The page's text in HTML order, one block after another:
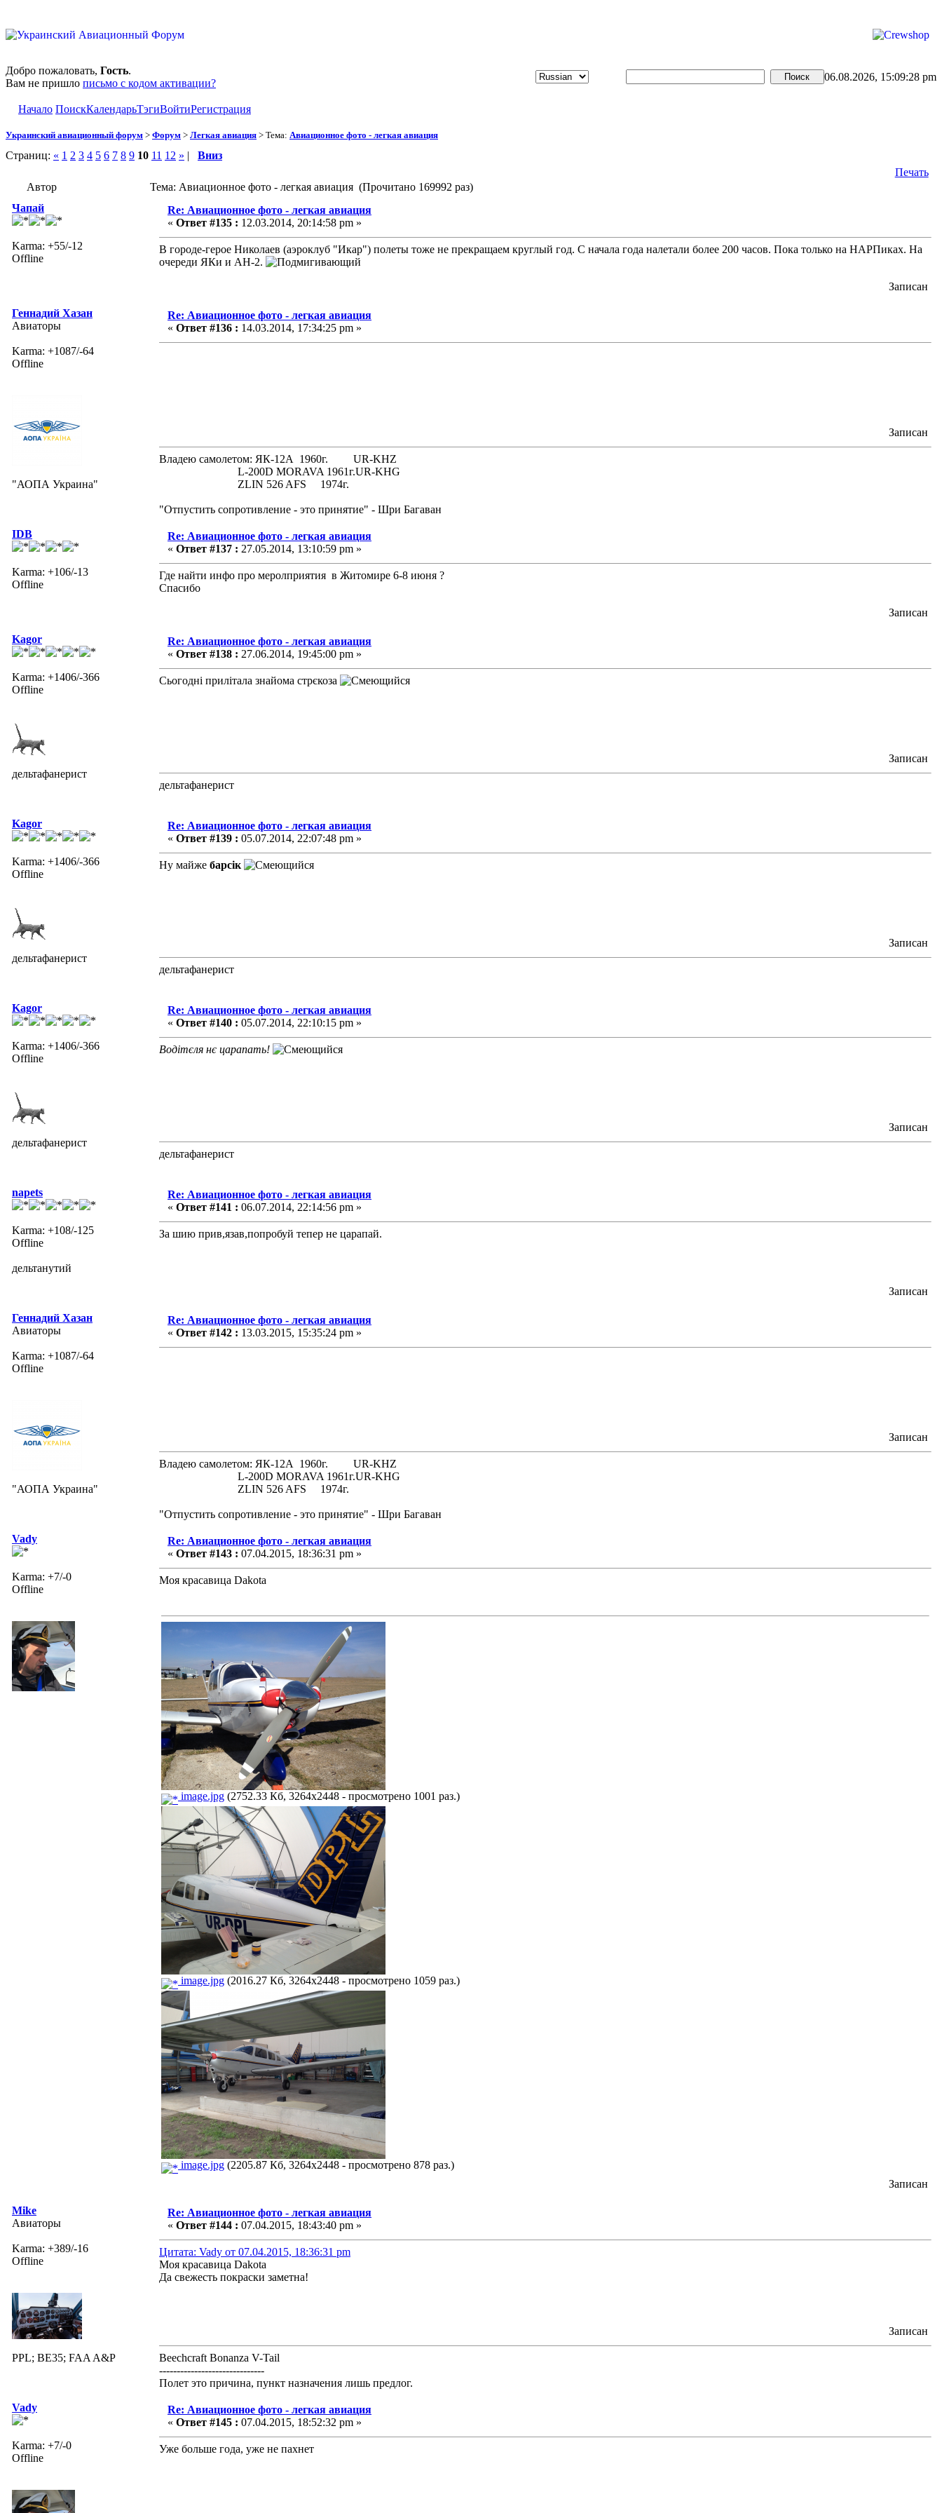
Добро пожаловать, Гость.
Вам не пришло письмо с кодом активации?
06.08.2026, 15:09:28 pm
Начало ПоискКалендарьТэгиВойтиРегистрация
Украинский авиационный форум > Форум > Легкая авиация > Тема: Авиационное фото - легкая авиация
Страниц: « 1 2 3 4 5 6 7 8 9 10 11 12 » | Вниз
Печать
Автор
Тема: Авиационное фото - легкая авиация (Прочитано 169992 раз)
Чапай
Karma: +55/-12
Offline
Re: Авиационное фото - легкая авиация
« Ответ #135 : 12.03.2014, 20:14:58 pm »
В городе-герое Николаев (аэроклуб "Икар") полеты тоже не прекращаем круглый год. С начала года налетали более 200 часов. Пока только на НАРПиках. На
очереди ЯКи и АН-2.
Записан
Геннадий Хазан
Авиаторы
Karma: +1087/-64
Offline
"АОПА Украина"
Re: Авиационное фото - легкая авиация
« Ответ #136 : 14.03.2014, 17:34:25 pm »
Записан
Владею самолетом: ЯК-12А 1960г. UR-KHZ
L-200D MORAVA 1961г.UR-KHG
ZLIN 526 AFS 1974г.
"Отпустить сопротивление - это принятие" - Шри Багаван
IDB
Karma: +106/-13
Offline
Re: Авиационное фото - легкая авиация
« Ответ #137 : 27.05.2014, 13:10:59 pm »
Где найти инфо про меролприятия в Житомире 6-8 июня ?
Спасибо
Записан
Kagor
Karma: +1406/-366
Offline
дельтафанерист
Re: Авиационное фото - легкая авиация
« Ответ #138 : 27.06.2014, 19:45:00 pm »
Сьогодні прилітала знайома стрєкоза
Записан
дельтафанерист
Kagor
Karma: +1406/-366
Offline
дельтафанерист
Re: Авиационное фото - легкая авиация
« Ответ #139 : 05.07.2014, 22:07:48 pm »
Ну майже барсік
Записан
дельтафанерист
Kagor
Karma: +1406/-366
Offline
дельтафанерист
Re: Авиационное фото - легкая авиация
« Ответ #140 : 05.07.2014, 22:10:15 pm »
Водітєля нє царапать!
Записан
дельтафанерист
napets
Karma: +108/-125
Offline
дельтанутий
Re: Авиационное фото - легкая авиация
« Ответ #141 : 06.07.2014, 22:14:56 pm »
За шию прив,язав,попробуй тепер не царапай.
Записан
Геннадий Хазан
Авиаторы
Karma: +1087/-64
Offline
"АОПА Украина"
Re: Авиационное фото - легкая авиация
« Ответ #142 : 13.03.2015, 15:35:24 pm »
Записан
Владею самолетом: ЯК-12А 1960г. UR-KHZ
L-200D MORAVA 1961г.UR-KHG
ZLIN 526 AFS 1974г.
"Отпустить сопротивление - это принятие" - Шри Багаван
Vady
Karma: +7/-0
Offline
Re: Авиационное фото - легкая авиация
« Ответ #143 : 07.04.2015, 18:36:31 pm »
Моя красавица Dakota
image.jpg (2752.33 Кб, 3264x2448 - просмотрено 1001 раз.)
image.jpg (2016.27 Кб, 3264x2448 - просмотрено 1059 раз.)
image.jpg (2205.87 Кб, 3264x2448 - просмотрено 878 раз.)
Записан
Mike
Авиаторы
Karma: +389/-16
Offline
PPL; BE35; FAA A&P
Re: Авиационное фото - легкая авиация
« Ответ #144 : 07.04.2015, 18:43:40 pm »
Цитата: Vady от 07.04.2015, 18:36:31 pm
Моя красавица Dakota
Да свежесть покраски заметна!
Записан
Beechcraft Bonanza V-Tail
------------------------------
Полет это причина, пункт назначения лишь предлог.
Vady
Karma: +7/-0
Offline
Re: Авиационное фото - легкая авиация
« Ответ #145 : 07.04.2015, 18:52:32 pm »
Уже больше года, уже не пахнет